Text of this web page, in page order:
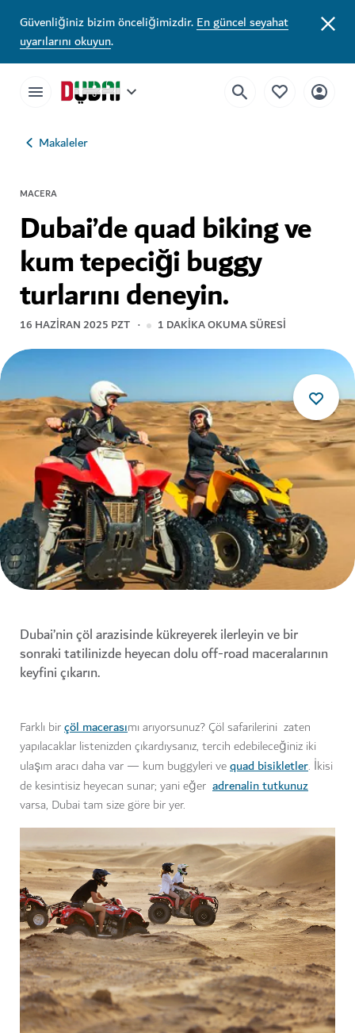
Güvenliğiniz bizim önceliğimizdir.En güncel seyahat
uyarılarını okuyun.
Makaleler
MACERA
Dubai’de quad biking ve
kum tepeciği buggy
turlarını deneyin.
16 HAZIRAN 2025 PZT 1 DAKIKA OKUMA SÜRESI
Dubai’nin çöl arazisinde kükreyerek ilerleyin ve bir
sonraki tatilinizde heyecan dolu off-road maceralarının
keyfini çıkarın.
Farklı birçöl macerasımı arıyorsunuz? Çöl safarilerini zaten
yapılacaklar listenizden çıkardıysanız, tercih edebileceğiniz iki
ulaşım aracı daha var — kum buggyleri vequad bisikletler. İkisi
de kesintisiz heyecan sunar; yani eğer adrenalin tutkunuz
varsa, Dubai tam size göre bir yer.